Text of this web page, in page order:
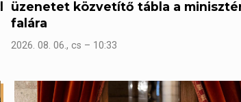
üzenetet közvetítő tábla a
falára
2026. 08. 06., cs – 10:33